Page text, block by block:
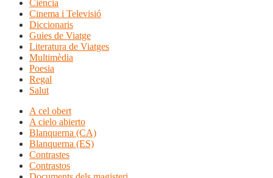
Ciència
Cinema i Televisió
Diccionaris
Guies de Viatge
Literatura de Viatges
Multimèdia
Poesia
Regal
Salut
A cel obert
A cielo abierto
Blanquerna (CA)
Blanquerna (ES)
Contrastes
Contrastos